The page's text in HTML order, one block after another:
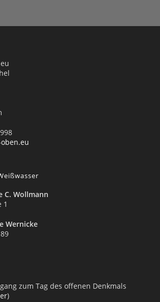
C. Wollmann
1
Wernicke
zum Tag des offenen Denkmals
)